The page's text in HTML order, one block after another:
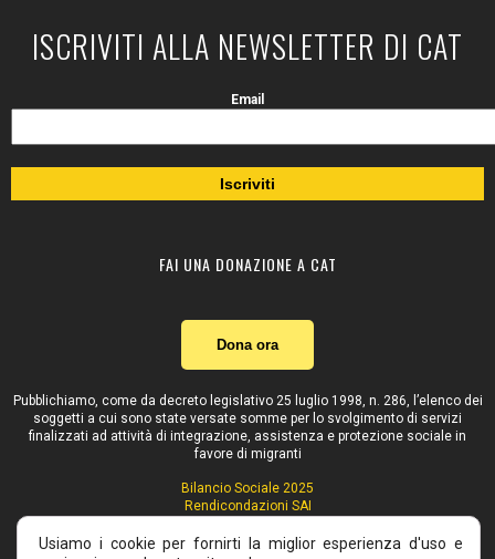
ISCRIVITI ALLA NEWSLETTER DI CAT
Email
FAI UNA DONAZIONE A CAT
Dona ora
Pubblichiamo, come da decreto legislativo 25 luglio 1998, n. 286, l’elenco dei
soggetti a cui sono state versate somme per lo svolgimento di servizi
finalizzati ad attività di integrazione, assistenza e protezione sociale in
favore di migranti
Bilancio Sociale 2025
Rendicondazioni SAI
Usiamo i cookie per fornirti la miglior esperienza d'uso e